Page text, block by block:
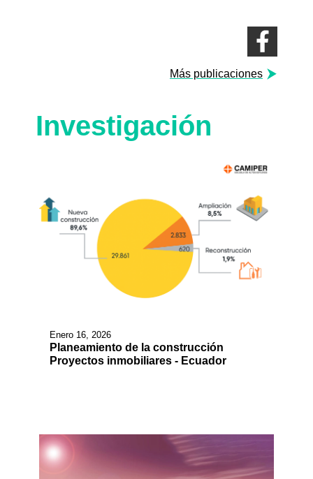
Más publicaciones
Investigación
Enero 16, 2026
Planeamiento de la construcción
Proyectos inmobiliares - Ecuador